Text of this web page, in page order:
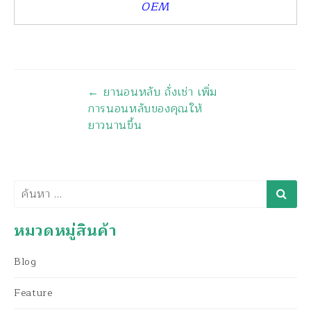
OEM
← ยานอนหลับ ถั่งเช่า เพิ่ม
การนอนหลับของคุณให้
ยาวนานขึ้น
ค้นหา
หมวดหมู่สินค้า
Blog
Feature